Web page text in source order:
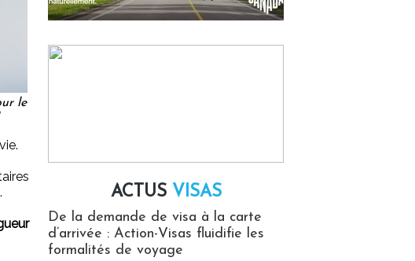
le
ACTUS VISAS
De la demande de visa à la carte
d’arrivée : Action-Visas fluidifie les
formalités de voyage